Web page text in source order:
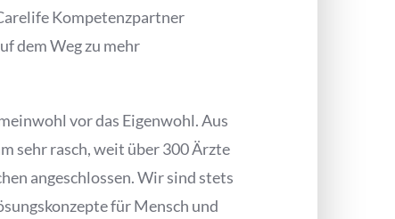
Kompetenzpartner
dem Weg zu mehr
vor das Eigenwohl. Aus
sehr rasch, weit über 300 Ärzte
angeschlossen. Wir sind stets
für Mensch und